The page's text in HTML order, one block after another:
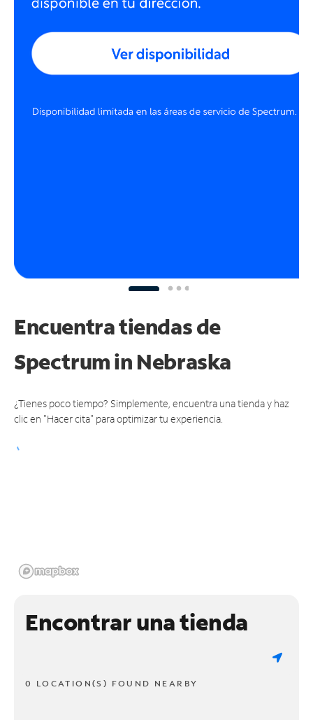
Encuentra tiendas de
Spectrumin Nebraska
¿Tienes poco tiempo? Simplemente, encuentra una tienda y haz
clic en "Hacer cita" para optimizar tu experiencia.
Encontrar una tienda
0 LOCATION(S) FOUND NEARBY